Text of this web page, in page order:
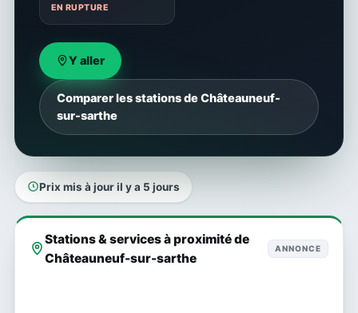
EN RUPTURE
Y aller
Comparer les stations de Châteauneuf-
sur-sarthe
Prix mis à jour il y a 5 jours
Stations & services à proximité de
Châteauneuf-sur-sarthe
ANNONCE